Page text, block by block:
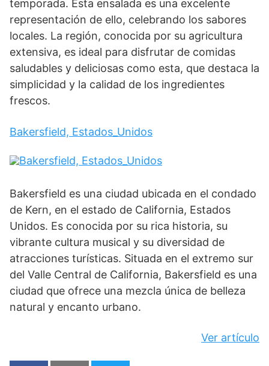
temporada. Esta ensalada es una excelente
representación de ello, celebrando los sabores
locales. La región, conocida por su agricultura
extensiva, es ideal para disfrutar de comidas
saludables y deliciosas como esta, que destaca la
simplicidad y la calidad de los ingredientes
frescos.
Bakersfield, Estados_Unidos
Bakersfield es una ciudad ubicada en el condado
de Kern, en el estado de California, Estados
Unidos. Es conocida por su rica historia, su
vibrante cultura musical y su diversidad de
atracciones turísticas. Situada en el extremo sur
del Valle Central de California, Bakersfield es una
ciudad que ofrece una mezcla única de belleza
natural y encanto urbano.
Ver artículo